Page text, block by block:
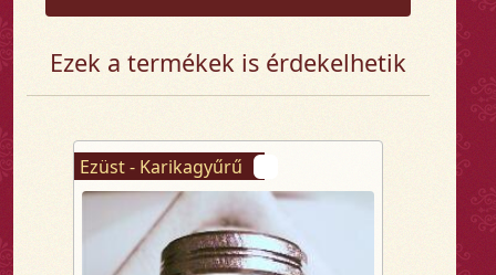
Ezek a termékek is érdekelhetik
Ezüst - Karikagyűrű